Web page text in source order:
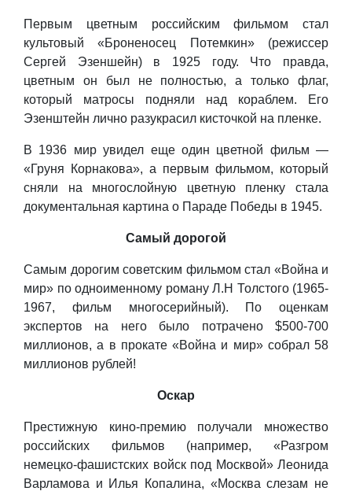
Первым цветным российским фильмом стал
культовый «Броненосец Потемкин» (режиссер
Сергей Эзеншейн) в 1925 году. Что правда,
цветным он был не полностью, а только флаг,
который матросы подняли над кораблем. Его
Эзенштейн лично разукрасил кисточкой на пленке.
В 1936 мир увидел еще один цветной фильм —
«Груня Корнакова», а первым фильмом, который
сняли на многослойную цветную пленку стала
документальная картина о Параде Победы в 1945.
Самый дорогой
Самым дорогим советским фильмом стал «Война и
мир» по одноименному роману Л.Н Толстого (1965-
1967, фильм многосерийный). По оценкам
экспертов на него было потраченo $500-700
миллионов, а в прокате «Война и мир» собрал 58
миллионов рублей!
Оскар
Престижную кино-премию получали множество
российских фильмов (например, «Разгром
немецко-фашистских войск под Москвой» Леонида
Варламова и Илья Копалина, «Москва слезам не